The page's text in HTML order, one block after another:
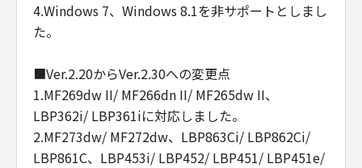
4.Windows 7、Windows 8.1を非サポートとしまし
た。
■Ver.2.20からVer.2.30への変更点
1.MF269dw II/ MF266dn II/ MF265dw II、
LBP362i/ LBP361iに対応しました。
2.MF273dw/ MF272dw、LBP863Ci/ LBP862Ci/
LBP861C、LBP453i/ LBP452/ LBP451/ LBP451e/